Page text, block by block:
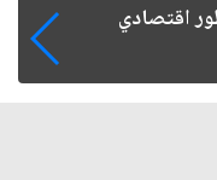
الزيارة من هويتها